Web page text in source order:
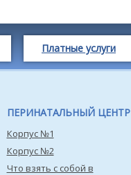
Платные услуги
ПЕРИНАТАЛЬНЫЙ ЦЕНТР
Корпус №1
Корпус №2
Что взять с собой в